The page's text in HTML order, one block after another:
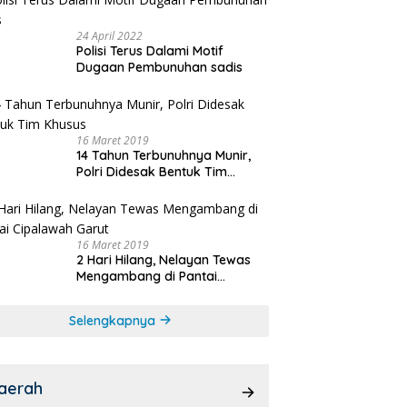
24 April 2022
Polisi Terus Dalami Motif
Dugaan Pembunuhan sadis
16 Maret 2019
14 Tahun Terbunuhnya Munir,
Polri Didesak Bentuk Tim
16 Maret 2019
2 Hari Hilang, Nelayan Tewas
Mengambang di Pantai
Selengkapnya